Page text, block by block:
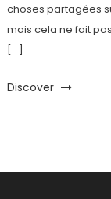
choses partagées
mais cela ne fait
[…]
Discover